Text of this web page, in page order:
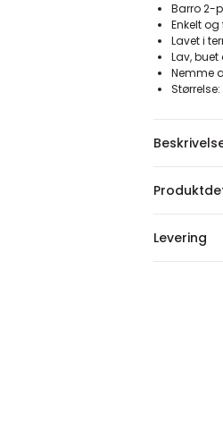
Barro 2-
Enkelt
Lavet i
Lav,
Nemme
Størrelse:
Levering